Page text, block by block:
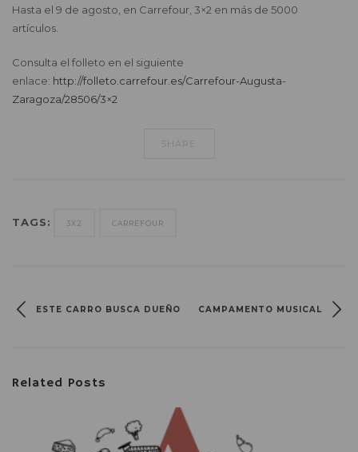
Hasta el 9 de agosto, en Carrefour, 3×2 en más de 5000
artículos.
Consulta el folleto en el siguiente
enlace: http://folleto.carrefour.es/Carrefour-Augusta-
Zaragoza/28506/3×2
SHARE:
TAGS: 3X2 CARREFOUR
ESTE CARRO BUSCA DUEÑO CAMPAMENTO MUSICAL
Related Posts